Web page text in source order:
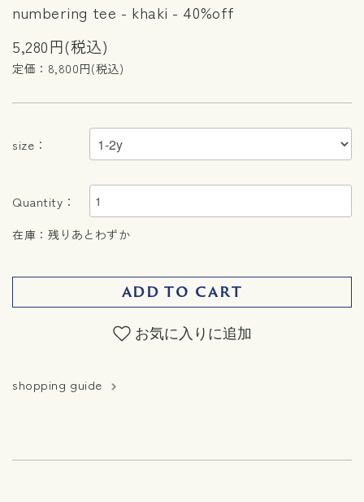
numbering tee - khaki - 40%off
5,280円(税込)
定価：8,800円(税込)
size：
Quantity：
在庫：残りあとわずか
ADD TO CART
お気に入りに追加
shopping guide